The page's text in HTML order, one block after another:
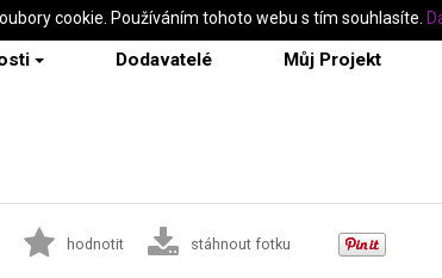
Dodavatelé Můj Projekt
hodnotit stáhnout fotku
cookie. Používáním tohoto webu s tím souhlasíte.